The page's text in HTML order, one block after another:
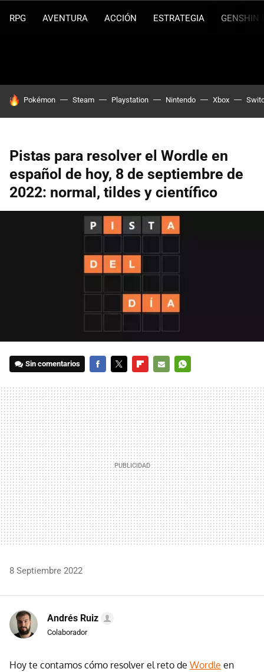
RPG AVENTURA ACCIÓN ESTRATEGIA GENSHIN
HOY SE HABLA DE
Pokémon Steam Playstation Nintendo Xbox
Pistas para resolver el Wordle en
español de hoy, 8 de septiembre de
2022: normal, tildes y científico
Sin comentarios
MAIL
8 Septiembre 2022
Andrés Ruiz
Colaborador
Hoy te contamos cómo resolver el reto de Wordle en